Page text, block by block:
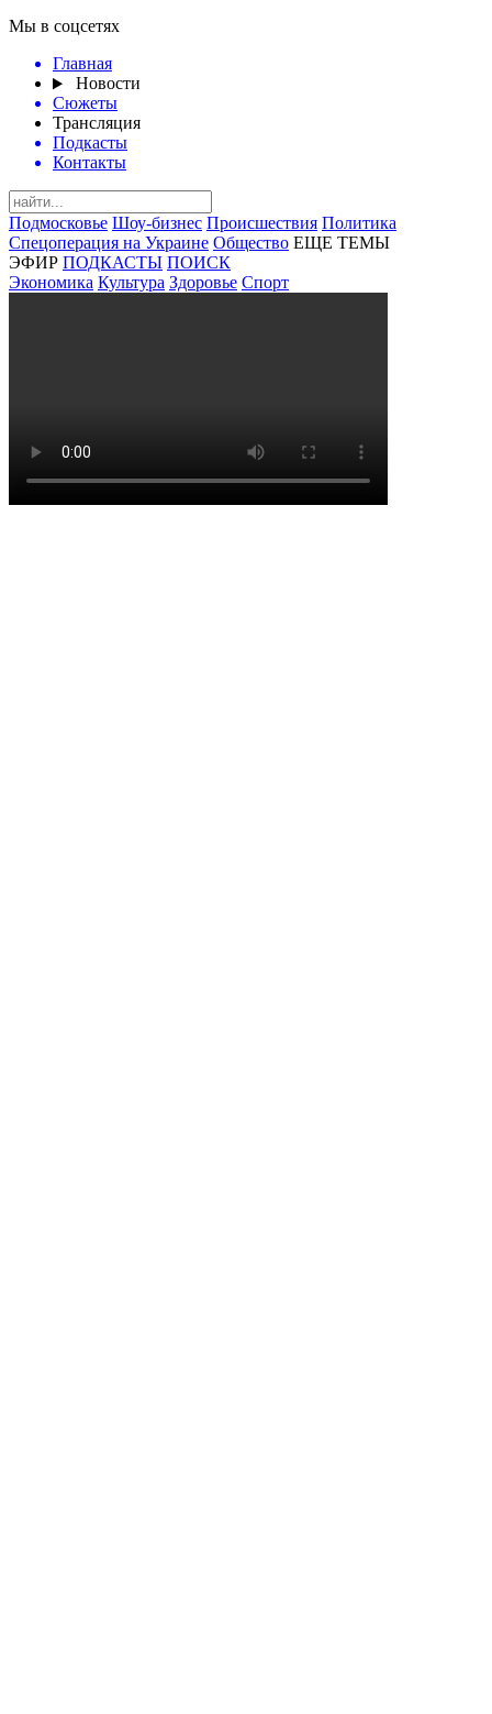
Мы в соцсетях
Главная
Новости
Сюжеты
Трансляция
Подкасты
Контакты
Подмосковье Шоу-бизнес Происшествия Политика
Спецоперация на Украине Общество ЕЩЕ ТЕМЫ
ЭФИР ПОДКАСТЫ ПОИСК
Экономика Культура Здоровье Спорт